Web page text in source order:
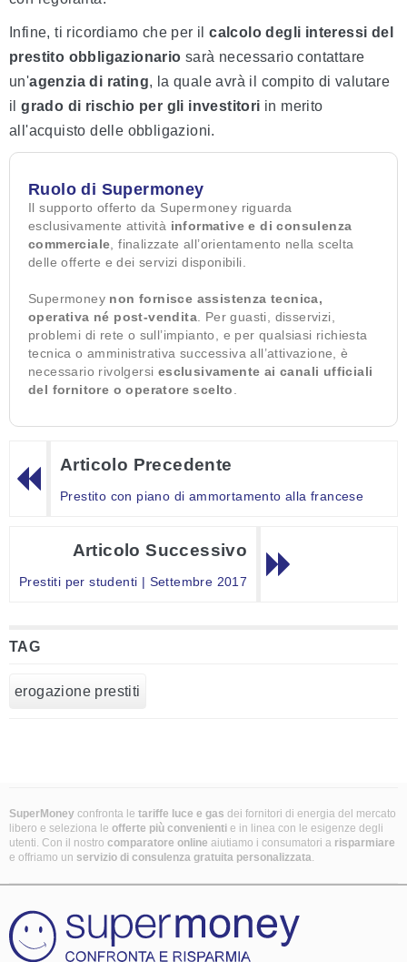
Infine, ti ricordiamo che per ilcalcolo degli interessi del
prestito obbligazionario sarà necessario contattare
un'agenzia di rating, la quale avrà il compito di valutare
ilgrado di rischio per gli investitori in merito
all'acquisto delle obbligazioni.
Ruolo di Supermoney
Il supporto offerto da Supermoney riguarda
esclusivamente attività informative e di consulenza
commerciale, finalizzate all’orientamento nella scelta
delle offerte e dei servizi disponibili.
Supermoney non fornisce assistenza tecnica,
operativa né post-vendita. Per guasti, disservizi,
problemi di rete o sull’impianto, e per qualsiasi richiesta
tecnica o amministrativa successiva all’attivazione, è
necessario rivolgersi esclusivamente ai canali ufficiali
del fornitore o operatore scelto.
Articolo Precedente
Prestito con piano di ammortamento alla francese
Articolo Successivo
Prestiti per studenti | Settembre 2017
TAG
erogazione prestiti
SuperMoney confronta le tariffe luce e gas dei fornitori di energia del mercato
libero e seleziona le offerte più convenienti e in linea con le esigenze degli
utenti. Con il nostro comparatore online aiutiamo i consumatori a risparmiare
e offriamo un servizio di consulenza gratuita personalizzata.